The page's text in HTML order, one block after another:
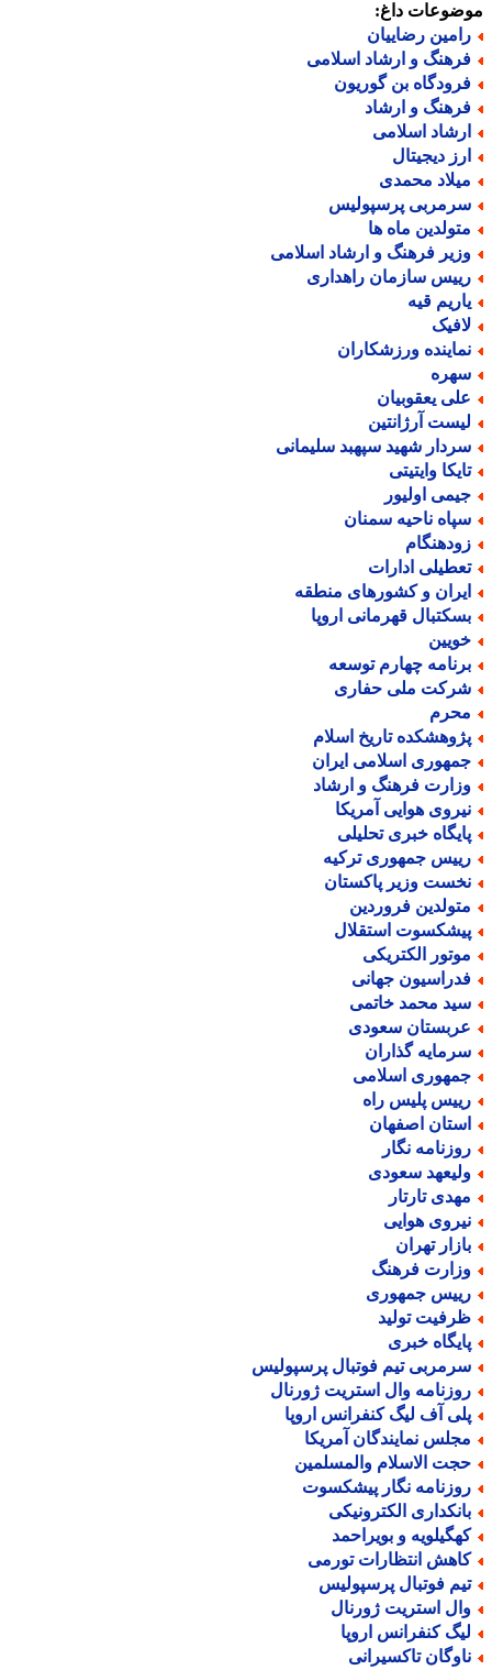
داغ:
رضاییان
و ارشاد اسلامی
بن گوریون
و ارشاد
اسلامی
دیجیتال
محمدی
پرسپولیس
ماه ها
فرهنگ و ارشاد اسلامی
سازمان راهداری
قیه
ورزشکاران
یعقوبیان
آرژانتین
شهید سپهبد سلیمانی
وایتیتی
اولیور
ناحیه سمنان
ادارات
و کشورهای منطقه
قهرمانی اروپا
چهارم توسعه
ملی حفاری
تاریخ اسلام
اسلامی ایران
فرهنگ و ارشاد
هوایی آمریکا
خبری تحلیلی
جمهوری ترکیه
وزیر پاکستان
فروردین
استقلال
الکتریکی
جهانی
محمد خاتمی
سعودی
گذاران
اسلامی
پلیس راه
اصفهان
نگار
سعودی
تارتار
هوایی
تهران
فرهنگ
جمهوری
تولید
خبری
تیم فوتبال پرسپولیس
وال استریت ژورنال
آف لیگ کنفرانس اروپا
نمایندگان آمریکا
الاسلام والمسلمین
نگار پیشکسوت
الکترونیکی
و بویراحمد
انتظارات تورمی
فوتبال پرسپولیس
استریت ژورنال
کنفرانس اروپا
تاکسیرانی